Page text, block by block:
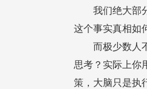
这个事实真相如
策，大脑只是执